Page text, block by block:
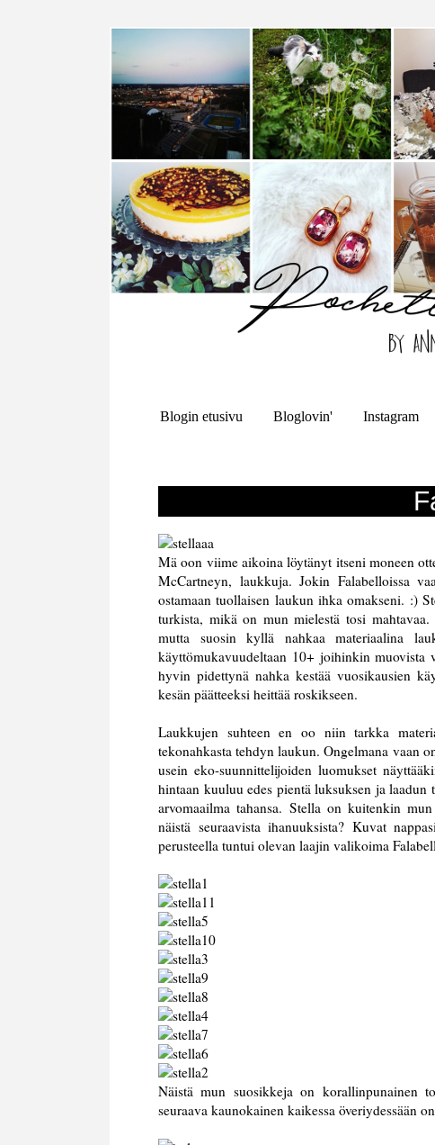
Blogin etusivu Bloglovin' Instagram
Mä oon viime aikoina löytänyt itseni moneen
McCartneyn, laukkuja. Jokin Falabelloissa
ostamaan tuollaisen laukun ihka omakseni. :)
turkista, mikä on mun mielestä tosi
mutta suosin kyllä nahkaa materiaalina
käyttömukavuudeltaan 10+ joihinkin muovista
hyvin pidettynä nahka kestää vuosikausien
kesän päätteeksi heittää roskikseen.
Laukkujen suhteen en oo niin tarkka
tekonahkasta tehdyn laukun. Ongelmana vaan
usein eko-suunnittelijoiden luomukset
hintaan kuuluu edes pientä luksuksen ja
arvomaailma tahansa. Stella on kuitenkin
näistä seuraavista ihanuuksista? Kuvat
perusteella tuntui olevan laajin valikoima
Näistä mun suosikkeja on korallinpunainen
seuraava kaunokainen kaikessa överiydessään